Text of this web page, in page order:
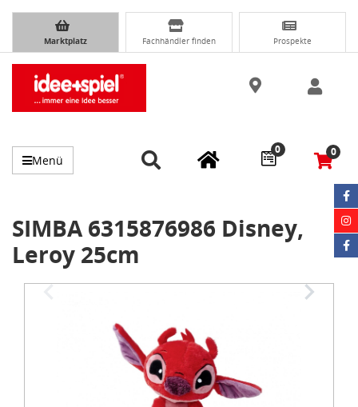
Marktplatz Fachhändler finden Prospekte
Menü
0 0
SIMBA 6315876986 Disney,
Leroy 25cm